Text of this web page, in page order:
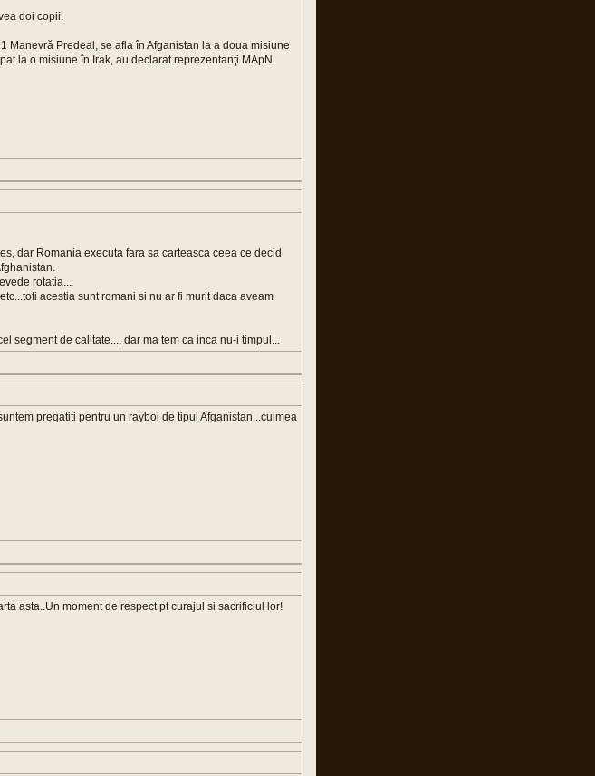
doi copii.
Manevră Predeal, se afla în Afganistan la a doua misiune
la o misiune în Irak, au declarat reprezentanţi MApN.
dar Romania executa fara sa carteasca ceea ce decid
rotatia...
acestia sunt romani si nu ar fi murit daca aveam
segment de calitate..., dar ma tem ca inca nu-i timpul...
pregatiti pentru un rayboi de tipul Afganistan...culmea
asta..Un moment de respect pt curajul si sacrificiul lor!